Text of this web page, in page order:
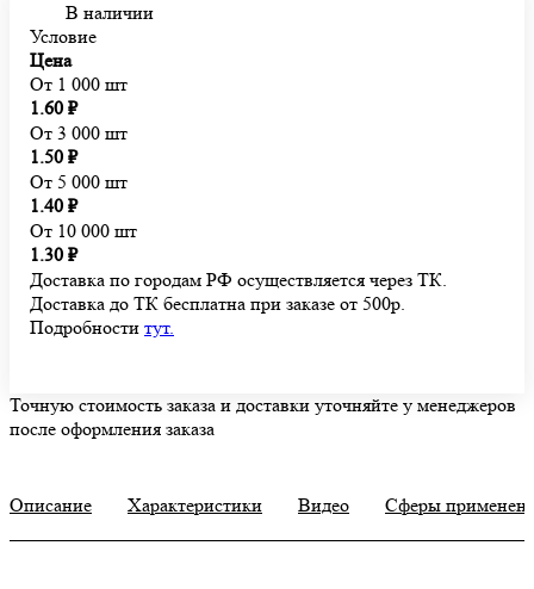
В наличии
Условие
Цена
От 1 000 шт
1.60 ₽
От 3 000 шт
1.50 ₽
От 5 000 шт
1.40 ₽
От 10 000 шт
1.30 ₽
Доставка по городам РФ осуществляется через ТК.
Доставка до ТК бесплатна при заказе от 500р.
Подробности тут.
Точную стоимость заказа и доставки уточняйте у менеджеров
после оформления заказа
Описание Характеристики Видео Сферы